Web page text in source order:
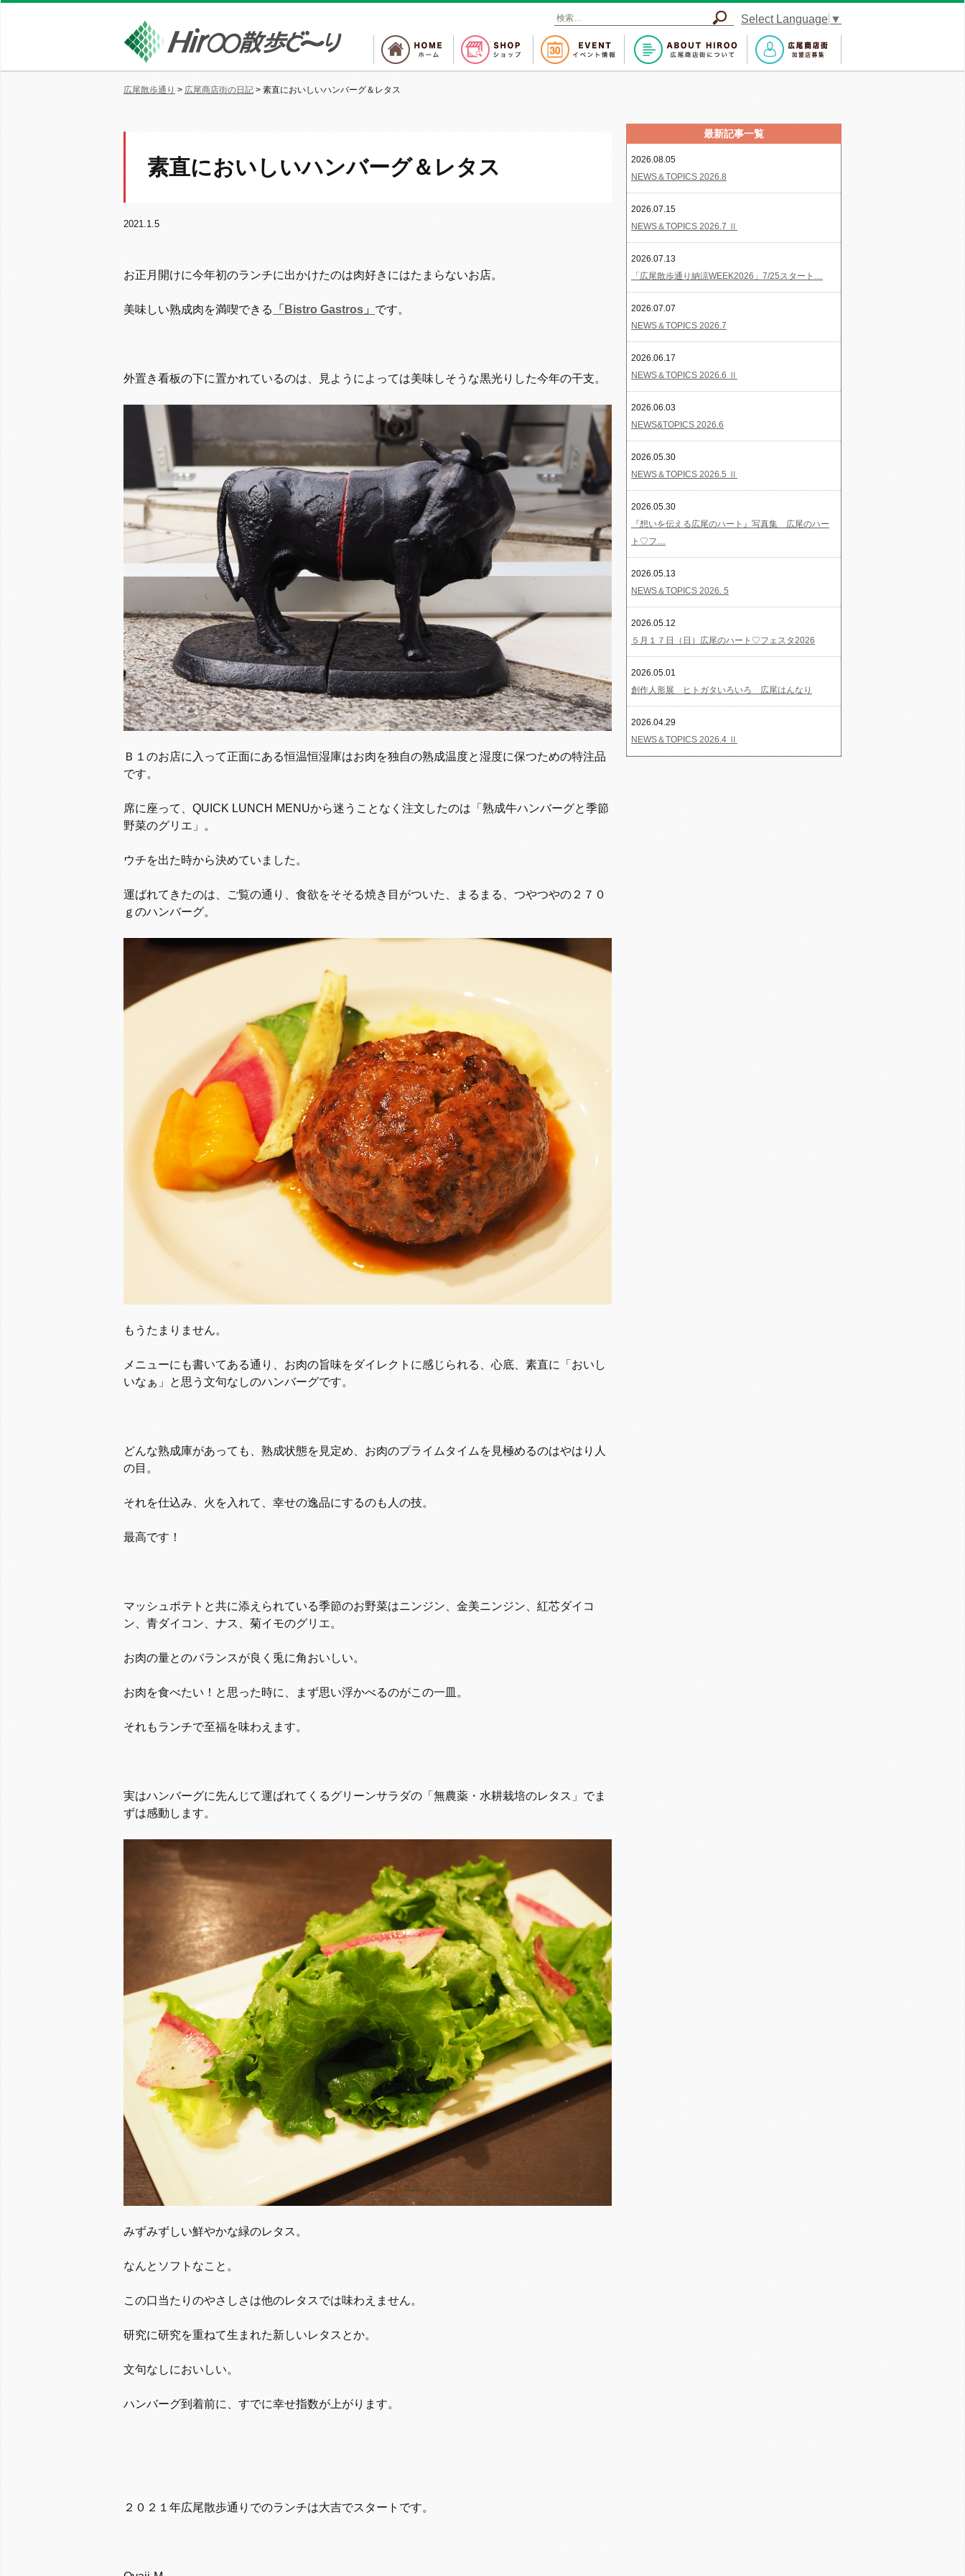
検
:
Select Language ▼
広尾散歩通り > 広尾商店街の日記 > 素直においしいハンバーグ＆レタス
素直においしいハンバーグ＆レタス
2021.1.5
お正月開けに今年初のランチに出かけたのは肉好きにはたまらないお店。
美味しい熟成肉を満喫できる 「Bistro Gastros」 です。
外置き看板の下に置かれているのは、見ようによっては美味しそうな黒光りした今年の干支。
Ｂ１のお店に入って正面にある恒温恒湿庫はお肉を独自の熟成温度と湿度に保つための特注品
です。
席に座って、QUICK LUNCH MENUから迷うことなく注文したのは「熟成牛ハンバーグと季節
野菜のグリエ」。
ウチを出た時から決めていました。
運ばれてきたのは、ご覧の通り、食欲をそそる焼き目がついた、まるまる、つやつやの２７０
ｇのハンバーグ。
もうたまりません。
メニューにも書いてある通り、お肉の旨味をダイレクトに感じられる、心底、素直に「おいし
いなぁ」と思う文句なしのハンバーグです。
どんな熟成庫があっても、熟成状態を見定め、お肉のプライムタイムを見極めるのはやはり人
の目。
それを仕込み、火を入れて、幸せの逸品にするのも人の技。
最高です！
マッシュポテトと共に添えられている季節のお野菜はニンジン、金美ニンジン、紅芯ダイコ
ン、青ダイコン、ナス、菊イモのグリエ。
お肉の量とのバランスが良く兎に角おいしい。
お肉を食べたい！と思った時に、まず思い浮かべるのがこの一皿。
それもランチで至福を味わえます。
実はハンバーグに先んじて運ばれてくるグリーンサラダの「無農薬・水耕栽培のレタス」でま
ずは感動します。
みずみずしい鮮やかな緑のレタス。
なんとソフトなこと。
この口当たりのやさしさは他のレタスでは味わえません。
研究に研究を重ねて生まれた新しいレタスとか。
文句なしにおいしい。
ハンバーグ到着前に、すでに幸せ指数が上がります。
２０２１年広尾散歩通りでのランチは大吉でスタートです。
最新記事一覧
2026.08.05
NEWS＆TOPICS 2026.8
2026.07.15
NEWS＆TOPICS 2026.7 Ⅱ
2026.07.13
「広尾散歩通り納涼WEEK2026」7/25スタート…
2026.07.07
NEWS＆TOPICS 2026.7
2026.06.17
NEWS＆TOPICS 2026.6 Ⅱ
2026.06.03
NEWS&TOPICS 2026.6
2026.05.30
NEWS＆TOPICS 2026.5 Ⅱ
2026.05.30
『想いを伝える広尾のハート』写真集 広尾のハー
ト♡フ…
2026.05.13
NEWS＆TOPICS 2026. 5
2026.05.12
５月１７日（日）広尾のハート♡フェスタ2026
2026.05.01
創作人形展 ヒトガタいろいろ 広尾はんなり
2026.04.29
NEWS＆TOPICS 2026.4 Ⅱ